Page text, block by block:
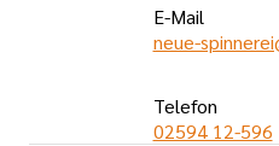
E-Mail
neue-
Telefon
02594 12-596